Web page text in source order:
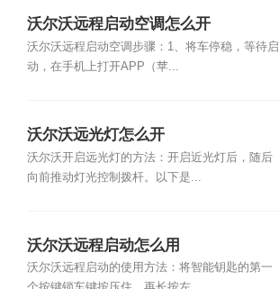
沃尔沃远程启动空调怎么开
沃尔沃远程启动空调步骤：1、将车停稳，等待启
动，在手机上打开APP（苹...
沃尔沃远光灯怎么开
沃尔沃开启远光灯的方法：开启近光灯后，随后
向前推动灯光控制拨杆。以下是...
沃尔沃远程启动怎么用
沃尔沃远程启动的使用方法：将智能钥匙的第一